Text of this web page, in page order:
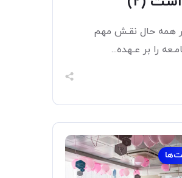
در همه حال نقـش مهم
را بر عـهده...